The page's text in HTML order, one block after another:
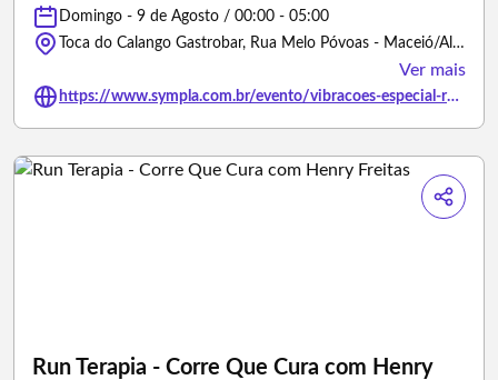
Domingo - 9 de Agosto / 00:00 - 05:00
Toca do Calango Gastrobar, Rua Melo Póvoas - Maceió/Alagoas
Ver mais
https://www.sympla.com.br/evento/vibracoes-especial-rustico-21-anos/3479782
Run Terapia - Corre Que Cura com Henry